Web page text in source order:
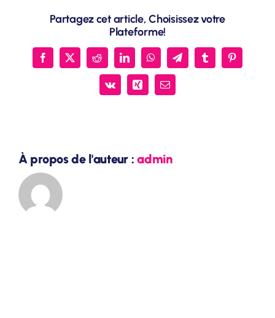
gratuite
Partagez cet article, Choisissez votre
Plateforme!
Facebook
X RedditLinkedInWhatsAppTelegramTumblrPinterest
Vk Xing Email
À propos de l'auteur :admin